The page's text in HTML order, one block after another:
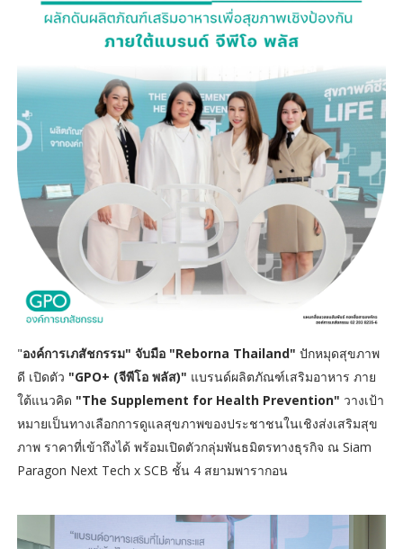
"องค์การเภสัชกรรม" จับมือ "Reborna Thailand" ปักหมุดสุขภาพ
ดี เปิดตัว "GPO+ (จีพีโอ พลัส)" แบรนด์ผลิตภัณฑ์เสริมอาหาร ภาย
ใต้แนวคิด "The Supplement for Health Prevention" วางเป้า
หมายเป็นทางเลือกการดูแลสุขภาพของประชาชนในเชิงส่งเสริมสุข
ภาพ ราคาที่เข้าถึงได้ พร้อมเปิดตัวกลุ่มพันธมิตรทางธุรกิจ ณ Siam
Paragon Next Tech x SCB ชั้น 4 สยามพารากอน